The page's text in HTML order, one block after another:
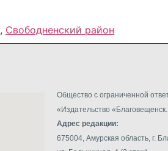
, Свободненский район
Общество с ограниченной
«Издательство
Адрес редакции:
675004, Амурская область, г.